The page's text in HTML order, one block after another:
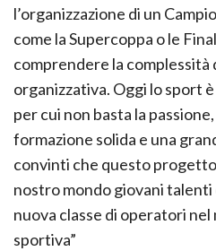
l’organizzazione di un
come la Supercoppa o le
comprendere la complessità
organizzativa. Oggi lo sport
per cui non basta la
formazione solida e una
convinti che questo
nostro mondo giovani talenti
nuova classe di operatori
sportiva”